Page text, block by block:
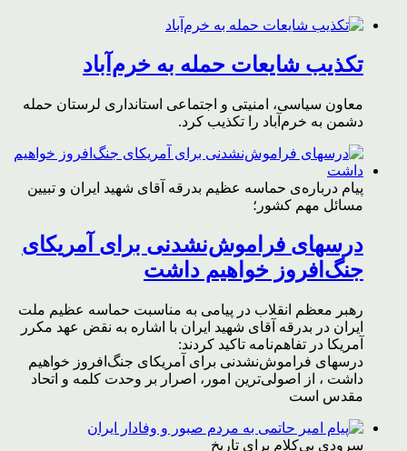
تکذیب شایعات حمله به خرم‌آباد
معاون سیاسی، امنیتی و اجتماعی استانداری لرستان حمله
دشمن به خرم‌آباد را تکذیب کرد.
پیام درباره‌ی حماسه عظیم بدرقه آقای شهید ایران و تبیین
مسائل مهم کشور؛
درسهای فراموش‌نشدنی برای آمریکای
جنگ‌افروز خواهیم داشت
رهبر معظم انقلاب در پیامی به مناسبت حماسه عظیم ملت
ایران در بدرقه آقای شهید ایران با اشاره به نقض عهد مکرر
آمریکا در تفاهم‌نامه تاکید کردند:
درسهای فراموش‌نشدنی برای آمریکای جنگ‌افروز خواهیم
داشت ، از اصولی‌ترین امور، اصرار بر وحدت کلمه و اتحاد
مقدس است
سرودی بی‌کلام برای تاریخ